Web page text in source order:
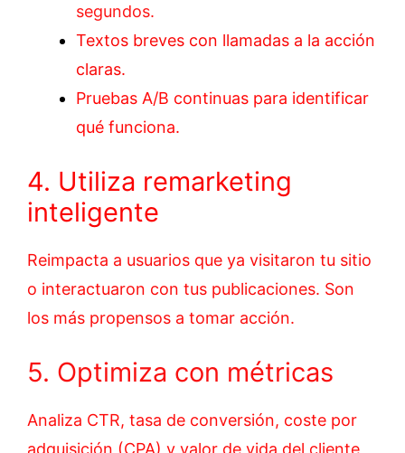
segundos.
Textos breves con llamadas a la acción
claras.
Pruebas A/B continuas para identificar
qué funciona.
4. Utiliza remarketing
inteligente
Reimpacta a usuarios que ya visitaron tu sitio
o interactuaron con tus publicaciones. Son
los más propensos a tomar acción.
5. Optimiza con métricas
Analiza CTR, tasa de conversión, coste por